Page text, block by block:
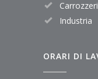
Industria
ORARI DI